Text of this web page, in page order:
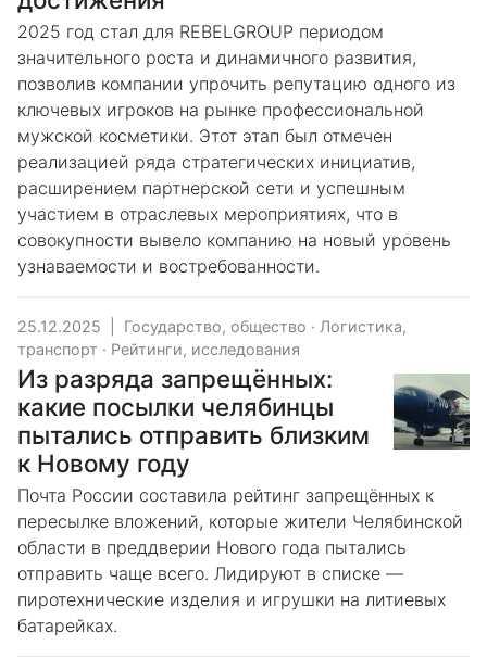
2025 год стал для REBELGROUP периодом
значительного роста и динамичного развития,
позволив компании упрочить репутацию одного из
ключевых игроков на рынке профессиональной
мужской косметики. Этот этап был отмечен
реализацией ряда стратегических инициатив,
расширением партнерской сети и успешным
участием в отраслевых мероприятиях, что в
совокупности вывело компанию на новый уровень
узнаваемости и востребованности.
25.12.2025 Государство, общество · Логистика,
транспорт · Рейтинги, исследования
Из разряда запрещённых:
какие посылки челябинцы
пытались отправить близким
к Новому году
Почта России составила рейтинг запрещённых к
пересылке вложений, которые жители Челябинской
области в преддверии Нового года пытались
отправить чаще всего. Лидируют в списке —
пиротехнические изделия и игрушки на литиевых
батарейках.